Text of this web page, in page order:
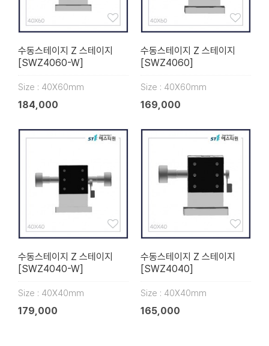
수동스테이지 Z 스테이지
[SWZ4060-W]
Size : 40X60mm
184,000
수동스테이지 Z 스테이지
[SWZ4060]
Size : 40X60mm
169,000
수동스테이지 Z 스테이지
[SWZ4040-W]
Size : 40X40mm
179,000
수동스테이지 Z 스테이지
[SWZ4040]
Size : 40X40mm
165,000